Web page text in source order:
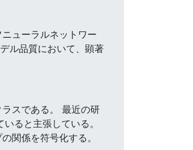
ューラルネットワー
ル品質において、顕著
スである。 最近の研
ると主張している。
関係を符号化する。